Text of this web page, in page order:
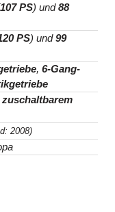
107 PS) und88
PS) und99
, 6-Gang-
2008)